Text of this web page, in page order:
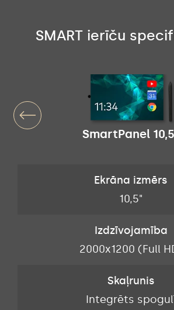
SMART ierīču
SmartPanel
Ekrāna izmērs
10,5"
Izdzīvojamība
2000x1200 (Full
Skaļrunis
Integrēts